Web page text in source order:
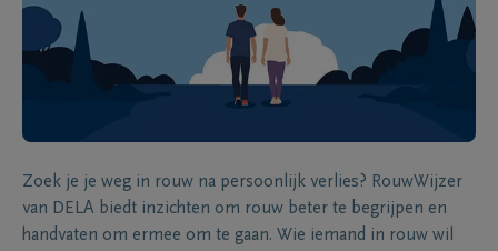
Zoek je je weg in rouw na persoonlijk verlies? RouwWijzer
van DELA biedt inzichten om rouw beter te begrijpen en
handvaten om ermee om te gaan. Wie iemand in rouw wil